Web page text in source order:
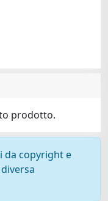
prodotto.
da copyright e